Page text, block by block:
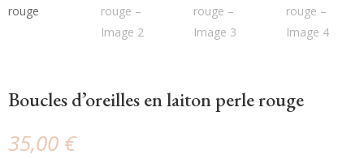
Boucles d’oreilles en laiton perle rouge
35,00 €